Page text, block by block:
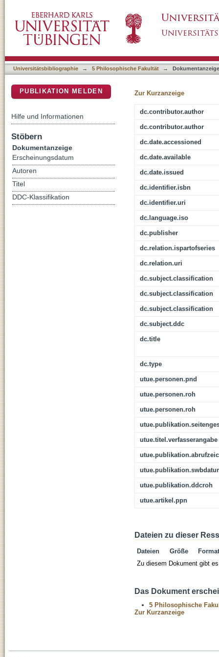
Universitätsbibliographie → 5 Philosophische Fakultät → Dokumentanzeige
Zur Kurzanzeige
dc.contributor.author
dc.contributor.author
dc.date.accessioned
dc.date.available
dc.date.issued
dc.identifier.isbn
dc.identifier.uri
dc.language.iso
dc.publisher
dc.relation.ispartofseries
dc.relation.uri
dc.subject.classification
dc.subject.classification
dc.subject.classification
dc.subject.ddc
dc.title
dc.type
utue.personen.pnd
utue.personen.roh
utue.personen.roh
utue.titel.verfasserangabe
utue.publikation.ddcroh
utue.artikel.ppn
Dateien zu dieser
Dateien Größe
Format
Zu diesem Dokument gibt
Das Dokument
5 Philosophische
Zur Kurzanzeige
PUBLIKATION MELDEN
Hilfe und Informationen
Stöbern
Dokumentanzeige
Erscheinungsdatum
Autoren
Titel
DDC-Klassifikation